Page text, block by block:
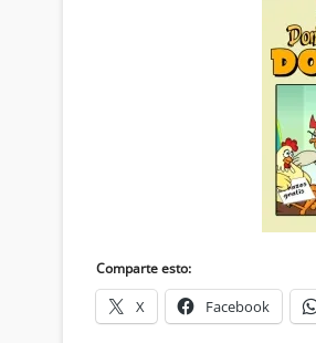
Comparte esto:
X Facebook